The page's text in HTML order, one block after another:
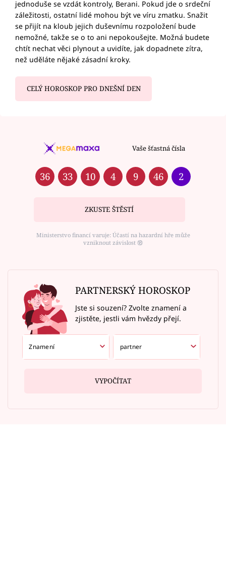
jednoduše se vzdát kontroly, Berani. Pokud jde o srdeční
záležitosti, ostatní lidé mohou být ve víru zmatku. Snažit
se přijít na kloub jejich duševnímu rozpoložení bude
nemožné, takže se o to ani nepokoušejte. Možná budete
chtít nechat věci plynout a uvidíte, jak dopadnete zítra,
než uděláte nějaké zásadní kroky.
CELÝ HOROSKOP PRO DNEŠNÍ DEN
Vaše šťastná čísla
36 33 10 4 9 46 2
ZKUSTE ŠTĚSTÍ
Ministerstvo financí varuje: Účastí na hazardní hře může
vzniknout závislost ⑱
PARTNERSKÝ HOROSKOP
Jste si souzení? Zvolte znamení a
zjistěte, jestli vám hvězdy přejí.
VYPOČÍTAT